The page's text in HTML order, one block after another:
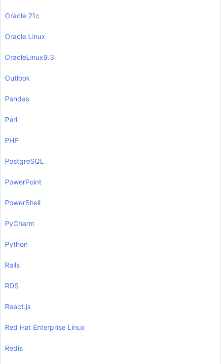
Oracle 21c
Oracle Linux
OracleLinux9.3
Outlook
Pandas
Perl
PHP
PostgreSQL
PowerPoint
PowerShell
PyCharm
Python
Rails
RDS
React.js
Red Hat Enterprise Linux
Redis